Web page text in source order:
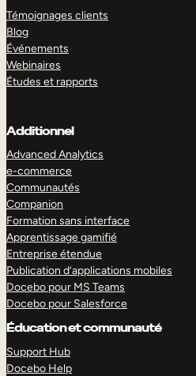
Témoignages clients
Blog
Événements
Webinaires
Études et rapports
Additionnel
Advanced Analytics
e-commerce
Communautés
Companion
Formation sans interface
Apprentissage gamifié
Entreprise étendue
Publication d’applications mobiles
Docebo pour MS Teams
Docebo pour Salesforce
Éducation et communauté
Support Hub
Docebo Help